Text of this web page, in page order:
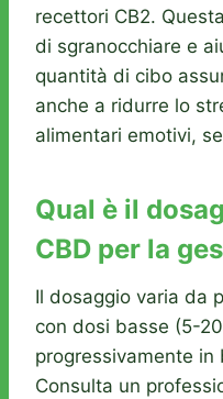
recettori CB2.
di sgranocchiare e
quantità di cibo
anche a ridurre lo
alimentari emotivi,
Qual è il
CBD per la
Il dosaggio varia da
con dosi basse (5-
progressivamente
Consulta un